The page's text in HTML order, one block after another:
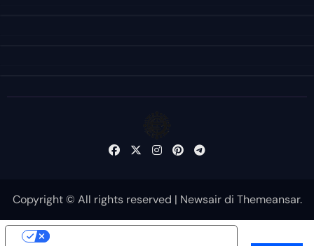
Copyright © All rights reserved | Newsairdi Themeansar.
Le tue preferenze relative alla privacy